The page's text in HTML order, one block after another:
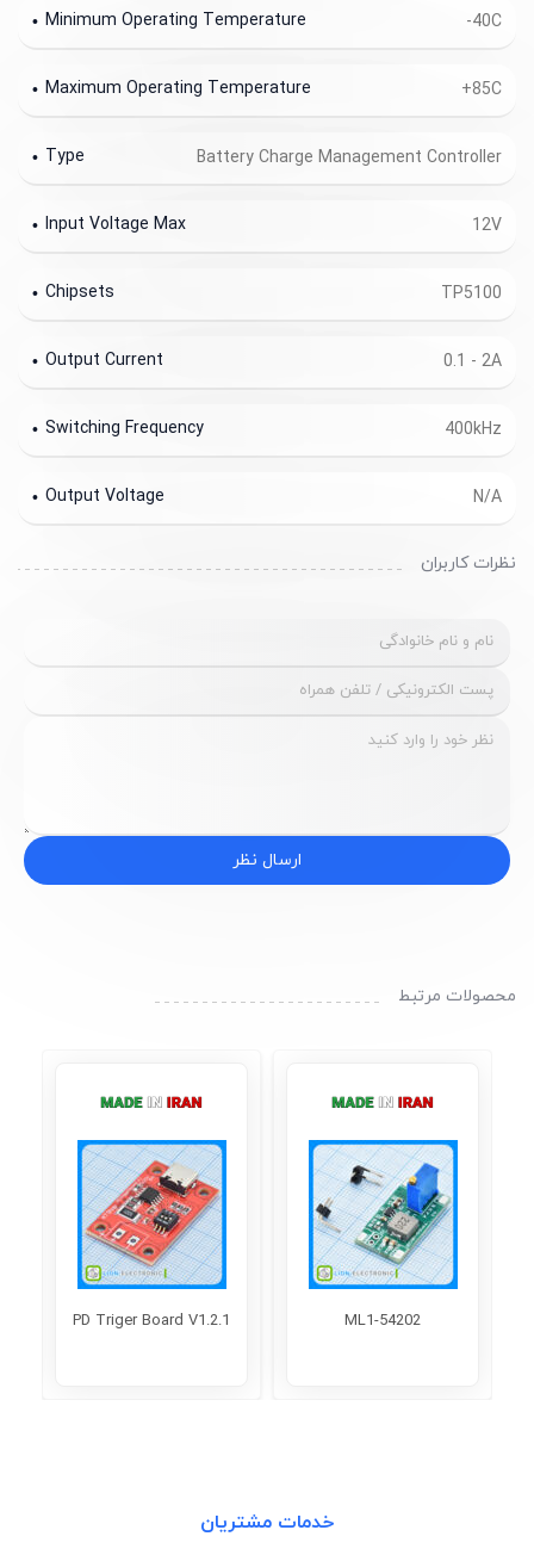
-40C
Minimum Operating Temperature
+85C
Maximum Operating Temperature
Battery Charge Management Controller
Type
12V
Input Voltage Max
TP5100
Chipsets
0.1 - 2A
Output Current
400kHz
Switching Frequency
N/A
Output Voltage
نظرات کاربران
ارسال نظر
محصولات مرتبط
ML1-54202
PD Triger Board V1.2.1
خدمات مشتریان